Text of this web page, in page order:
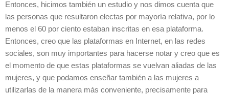
Entonces, hicimos también un estudio y nos dimos cuenta que
las personas que resultaron electas por mayoría relativa, por lo
menos el 60 por ciento estaban inscritas en esa plataforma.
Entonces, creo que las plataformas en Internet, en las redes
sociales, son muy importantes para hacerse notar y creo que es
el momento de que estas plataformas se vuelvan aliadas de las
mujeres, y que podamos enseñar también a las mujeres a
utilizarlas de la manera más conveniente, precisamente para